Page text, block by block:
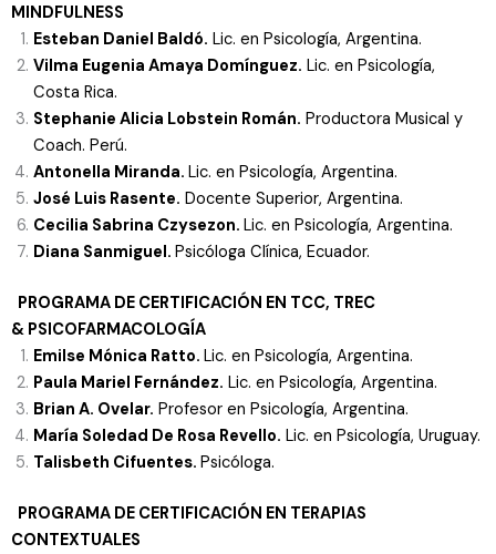
MINDFULNESS
Esteban Daniel Baldó. Lic. en Psicología, Argentina.
Vilma Eugenia Amaya Domínguez. Lic. en Psicología,
Costa Rica.
Stephanie Alicia Lobstein Román. Productora Musical y
Coach. Perú.
Antonella Miranda. Lic. en Psicología, Argentina.
José Luis Rasente. Docente Superior, Argentina.
Cecilia Sabrina Czysezon. Lic. en Psicología, Argentina.
Diana Sanmiguel. Psicóloga Clínica, Ecuador.
PROGRAMA DE CERTIFICACIÓN EN TCC, TREC
& PSICOFARMACOLOGÍA
Emilse Mónica Ratto. Lic. en Psicología, Argentina.
Paula Mariel Fernández. Lic. en Psicología, Argentina.
Brian A. Ovelar. Profesor en Psicología, Argentina.
María Soledad De Rosa Revello. Lic. en Psicología, Uruguay.
Talisbeth Cifuentes. Psicóloga.
PROGRAMA DE CERTIFICACIÓN EN TERAPIAS
CONTEXTUALES